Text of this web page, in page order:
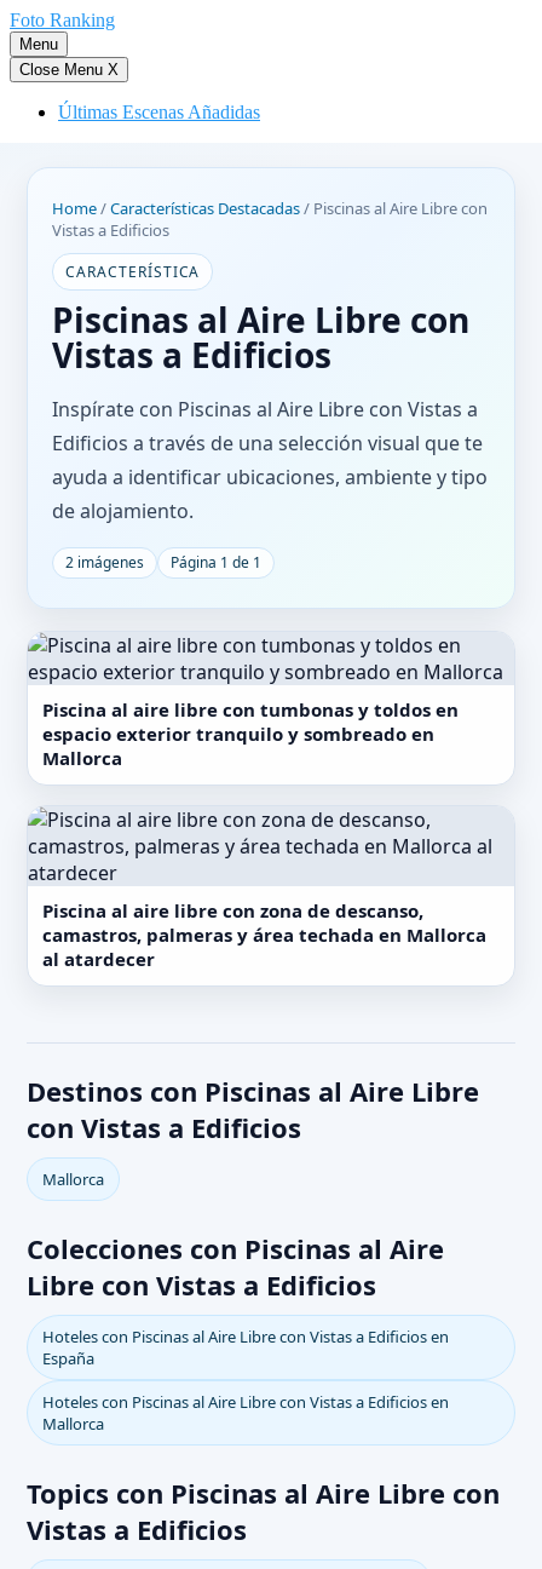
Saltar
al
contenido
Foto Ranking
Menu
Close Menu X
Últimas Escenas Añadidas
Home/Características Destacadas/ Piscinas al Aire Libre con
Vistas a Edificios
CARACTERÍSTICA
Piscinas al Aire Libre con
Vistas a Edificios
Inspírate con Piscinas al Aire Libre con Vistas a
Edificios a través de una selección visual que te
ayuda a identificar ubicaciones, ambiente y tipo
de alojamiento.
2 imágenes Página 1 de 1
Piscina al aire libre con tumbonas y toldos en
espacio exterior tranquilo y sombreado en
Mallorca
Piscina al aire libre con zona de descanso,
camastros, palmeras y área techada en Mallorca
al atardecer
Destinos con Piscinas al Aire Libre
con Vistas a Edificios
Mallorca
Colecciones con Piscinas al Aire
Libre con Vistas a Edificios
Hoteles con Piscinas al Aire Libre con Vistas a Edificios en
España
Hoteles con Piscinas al Aire Libre con Vistas a Edificios en
Mallorca
Topics con Piscinas al Aire Libre con
Vistas a Edificios